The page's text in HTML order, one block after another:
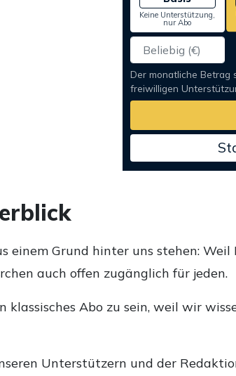
Keine Unterstützung,
nur Abo
Der monatliche Betrag
freiwilligen
einem Grund hinter uns stehen:
auch offen zugänglich für jeden.
klassisches Abo zu sein, weil wir
Unterstützern und der